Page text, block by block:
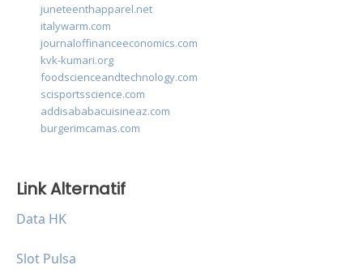
juneteenthapparel.net
italywarm.com
journaloffinanceeconomics.com
kvk-kumari.org
foodscienceandtechnology.com
scisportsscience.com
addisababacuisineaz.com
burgerimcamas.com
Link Alternatif
Data HK
Slot Pulsa